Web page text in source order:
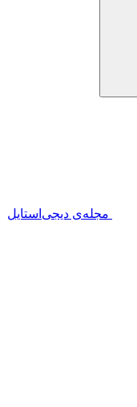
مجله‌ی دیجی‌استایل